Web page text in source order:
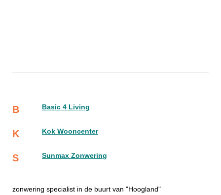
B Basic 4 Living
K Kok Wooncenter
S Sunmax Zonwering
zonwering specialist in de buurt van "Hoogland"